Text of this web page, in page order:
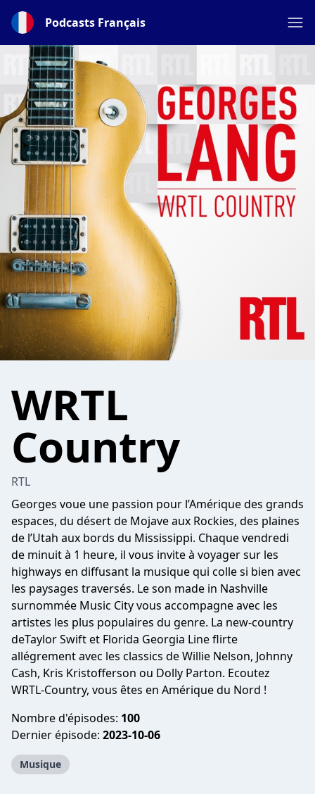
Podcasts Français
WRTL
Country
RTL
Georges voue une passion pour l’Amérique des grands
espaces, du désert de Mojave aux Rockies, des plaines
de l’Utah aux bords du Mississippi. Chaque vendredi
de minuit à 1 heure, il vous invite à voyager sur les
highways en diffusant la musique qui colle si bien avec
les paysages traversés. Le son made in Nashville
surnommée Music City vous accompagne avec les
artistes les plus populaires du genre. La new-country
deTaylor Swift et Florida Georgia Line flirte
allégrement avec les classics de Willie Nelson, Johnny
Cash, Kris Kristofferson ou Dolly Parton. Ecoutez
WRTL-Country, vous êtes en Amérique du Nord !
Nombre d'épisodes: 100
Dernier épisode: 2023-10-06
Musique